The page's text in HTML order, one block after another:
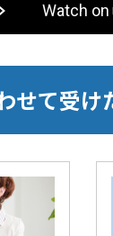
せて受け